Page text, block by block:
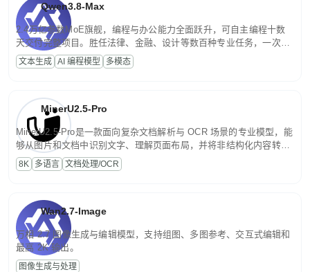
Qwen3.8-Max
2.4万亿参数MoE旗舰，编程与办公能力全面跃升，可自主编程十数
天交付完整项目。胜任法律、金融、设计等数百种专业任务，一次对
话端到端交付生产级成果。原生视觉理解贯穿规划、执行与验证全流
程，支持超长文档与长视频的深度语义解析。长程任务中自主规划与
文本生成 AI 编程模型 多模态
MinerU2.5-Pro
MinerU2.5-Pro是一款面向复杂文档解析与 OCR 场景的专业模型，能
够从图片和文档中识别文字、理解页面布局，并将非结构化内容转换
为便于存储、检索和二次处理的结构化结果。
8K 多语言 文档处理/OCR
Wan2.7-Image
万相 2.7 图像生成与编辑模型，支持组图、多图参考、交互式编辑和
最高 2K 输出。
图像生成与处理